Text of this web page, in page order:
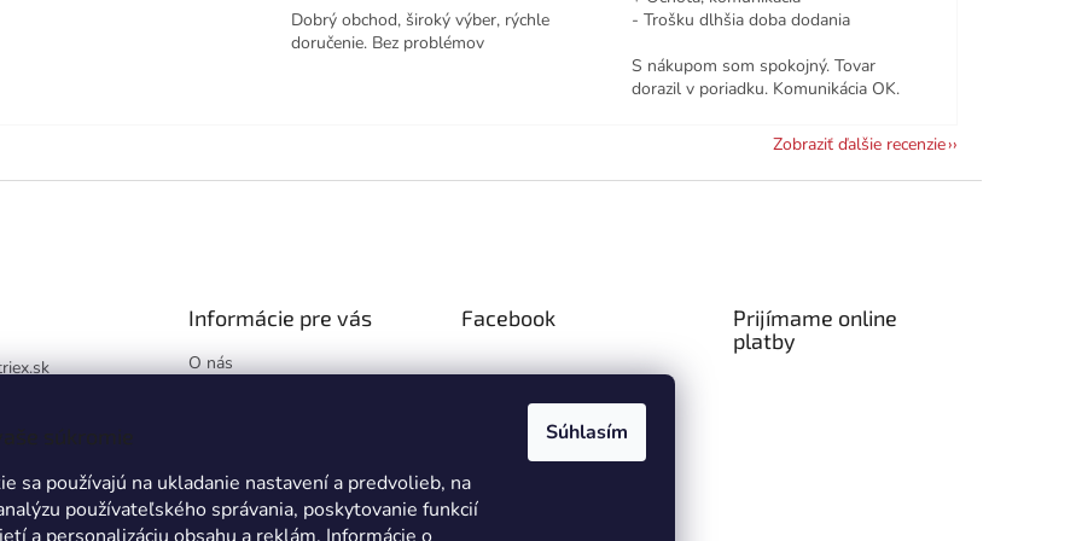
súkromie
sa používajú na ukladanie nastavení a predvolieb, na
používateľského správania, poskytovanie funkcií
Súhlasím
Dobrý obchod, široký výber, rýchle
doručenie. Bez problémov
- Trošku dlhšia doba dodania
S nákupom som spokojný. Tovar
dorazil v poriadku. Komunikácia OK.
Zobraziť ďalšie recenzie
Informácie pre vás
O nás
Podmienky ochrany
osobných údajov
Facebook
Prijímame online
platby